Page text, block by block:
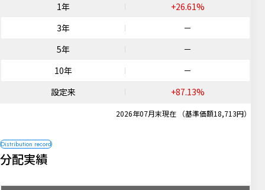
1年
+26.61%
3年
－
5年
－
10年
－
設定来
+87.13%
2026年07月末現在 （基準価額18,713円）
分配実績